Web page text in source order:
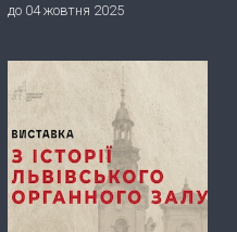
до 04 жовтня 2025